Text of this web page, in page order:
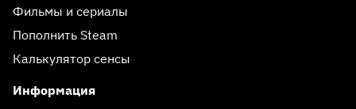
Фильмы и сериалы
Пополнить Steam
Калькулятор сенсы
Информация